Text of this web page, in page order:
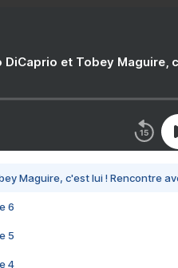
DiCaprio et Tobey Maguire,
Maguire, c'est lui ! Rencontre
6
5
4